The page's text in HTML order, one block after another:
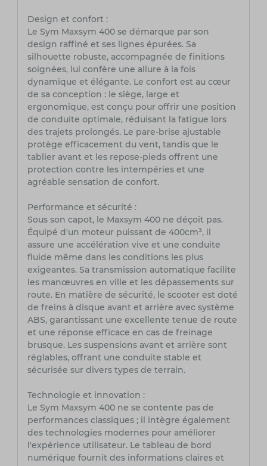
Design et confort :
Le Sym Maxsym 400 se démarque par son
design raffiné et ses lignes épurées. Sa
silhouette robuste, accompagnée de finitions
soignées, lui confère une allure à la fois
dynamique et élégante. Le confort est au cœur
de sa conception : le siège, large et
ergonomique, est conçu pour offrir une position
de conduite optimale, réduisant la fatigue lors
des trajets prolongés. Le pare-brise ajustable
protège efficacement du vent, tandis que le
tablier avant et les repose-pieds offrent une
protection contre les intempéries et une
agréable sensation de confort.
Performance et sécurité :
Sous son capot, le Maxsym 400 ne déçoit pas.
Équipé d'un moteur puissant de 400cm³, il
assure une accélération vive et une conduite
fluide même dans les conditions les plus
exigeantes. Sa transmission automatique facilite
les manœuvres en ville et les dépassements sur
route. En matière de sécurité, le scooter est doté
de freins à disque avant et arrière avec système
ABS, garantissant une excellente tenue de route
et une réponse efficace en cas de freinage
brusque. Les suspensions avant et arrière sont
réglables, offrant une conduite stable et
sécurisée sur divers types de terrain.
Technologie et innovation :
Le Sym Maxsym 400 ne se contente pas de
performances classiques ; il intègre également
des technologies modernes pour améliorer
l'expérience utilisateur. Le tableau de bord
numérique fournit des informations claires et